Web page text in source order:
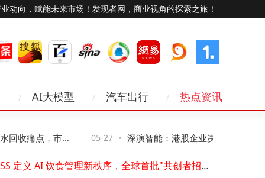
动向，赋能未来市场！发现者网，商业视角的探索之旅！
AI大模型 汽车出行 热点资讯
痛点，市场 05-27 深演智能：港股企业决策AI第一股，赛
利与估值优势共筑成长潜力
迅策发布全球首款TokenOS操作系统TokenONE！引爆"Token工厂"工业化革命
DEKRA 德凯携手联想共建数字信任生态 权威认证赋能无线技术升级
ODYSS 定义 AI 饮食管理新秩序，全球首批"共创者招募计划"启动